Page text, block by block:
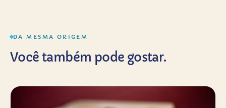
DA MESMA ORIGEM
Você também pode gostar.